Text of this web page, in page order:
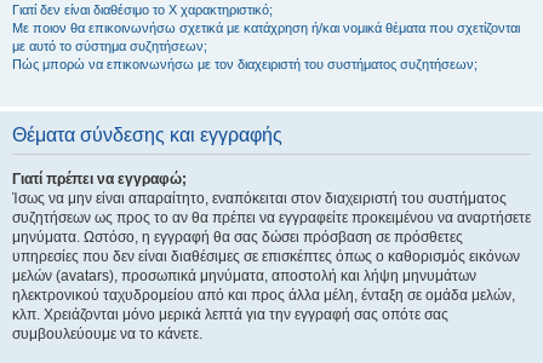
Γιατί δεν είναι διαθέσιμο το Χ χαρακτηριστικό;
Με ποιον θα επικοινωνήσω σχετικά με κατάχρηση ή/και νομικά θέματα που σχετίζονται
με αυτό το σύστημα συζητήσεων;
Πώς μπορώ να επικοινωνήσω με τον διαχειριστή του συστήματος συζητήσεων;
Θέματα σύνδεσης και εγγραφής
Γιατί πρέπει να εγγραφώ;
Ίσως να μην είναι απαραίτητο, εναπόκειται στον διαχειριστή του συστήματος
συζητήσεων ως προς το αν θα πρέπει να εγγραφείτε προκειμένου να αναρτήσετε
μηνύματα. Ωστόσο, η εγγραφή θα σας δώσει πρόσβαση σε πρόσθετες
υπηρεσίες που δεν είναι διαθέσιμες σε επισκέπτες όπως ο καθορισμός εικόνων
μελών (avatars), προσωπικά μηνύματα, αποστολή και λήψη μηνυμάτων
ηλεκτρονικού ταχυδρομείου από και προς άλλα μέλη, ένταξη σε ομάδα μελών,
κλπ. Χρειάζονται μόνο μερικά λεπτά για την εγγραφή σας οπότε σας
συμβουλεύουμε να το κάνετε.